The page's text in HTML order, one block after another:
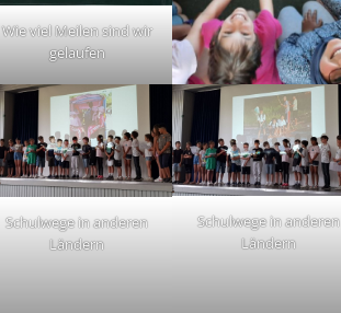
Wie viel Meilen sind wir
gelaufen
Schulwege in anderen
Ländern
Schulwege in anderen
Ländern